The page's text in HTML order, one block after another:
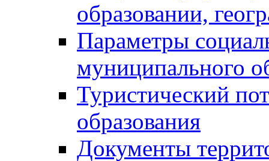
образовании,
Параметры
муниципального
Туристический
образования
Документы